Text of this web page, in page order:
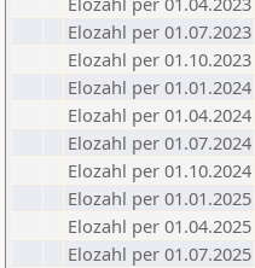
Elozahl per 01.07.2023
Elozahl per 01.10.2023
Elozahl per 01.01.2024
Elozahl per 01.04.2024
Elozahl per 01.07.2024
Elozahl per 01.10.2024
Elozahl per 01.01.2025
Elozahl per 01.04.2025
Elozahl per 01.07.2025